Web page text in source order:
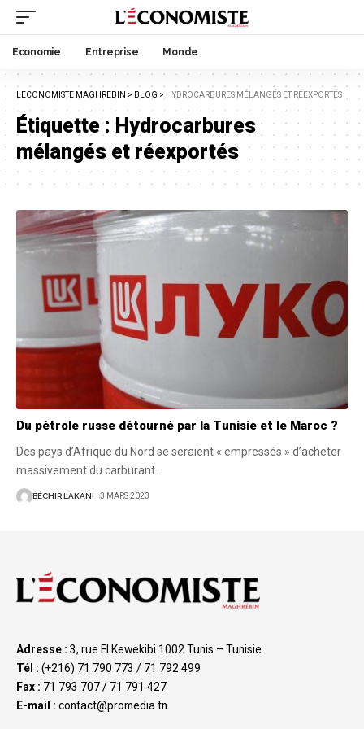
Economie Entreprise Monde
LECONOMISTE MAGHREBIN > BLOG > HYDROCARBURES MÉLANGÉS ET RÉEXPORTÉS
Étiquette :Hydrocarbures
mélangés et réexportés
Du pétrole russe détourné par la Tunisie et le Maroc ?
Des pays d’Afrique du Nord se seraient « empressés » d’acheter
massivement du carburant
BÉCHIR LAKANI 3 MARS 2023
Adresse : 3, rue El Kewekibi 1002 Tunis – Tunisie
Tél : (+216) 71 790 773 / 71 792 499
Fax : 71 793 707 / 71 791 427
E-mail : contact@promedia.tn